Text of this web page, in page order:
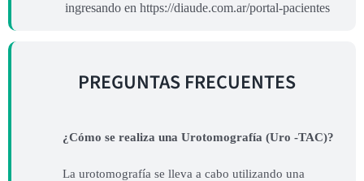
ingresando en https://diaude.com.ar/portal-pacientes
PREGUNTAS FRECUENTES
¿Cómo se realiza una Urotomografía (Uro -TAC)?
La urotomografía se lleva a cabo utilizando una